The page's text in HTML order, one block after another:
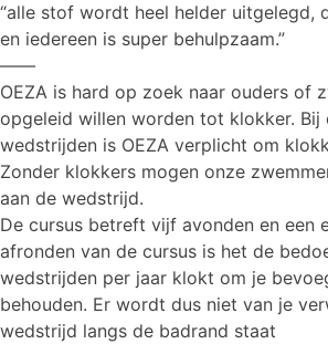
“alle stof wordt heel helder uitgelegd,
en iedereen is super behulpzaam.”
——
OEZA is hard op zoek naar ouders of
opgeleid willen worden tot klokker. Bij
wedstrijden is OEZA verplicht om
Zonder klokkers mogen onze
aan de wedstrijd.
De cursus betreft vijf avonden en een
afronden van de cursus is het de
wedstrijden per jaar klokt om je
behouden. Er wordt dus niet van je
wedstrijd langs de badrand staat